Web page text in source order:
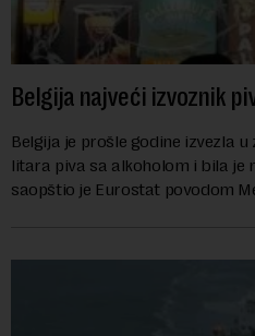
Belgija najveći izvoznik
Belgija je prošle godine izvezla
litara piva sa alkoholom i bila je
saopštio je Eurostat povodom